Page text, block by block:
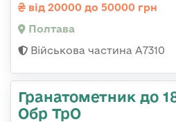
від 20000 до 50000 грн
Полтава
Військова частина A7310
Гранатометник до
Обр ТрО